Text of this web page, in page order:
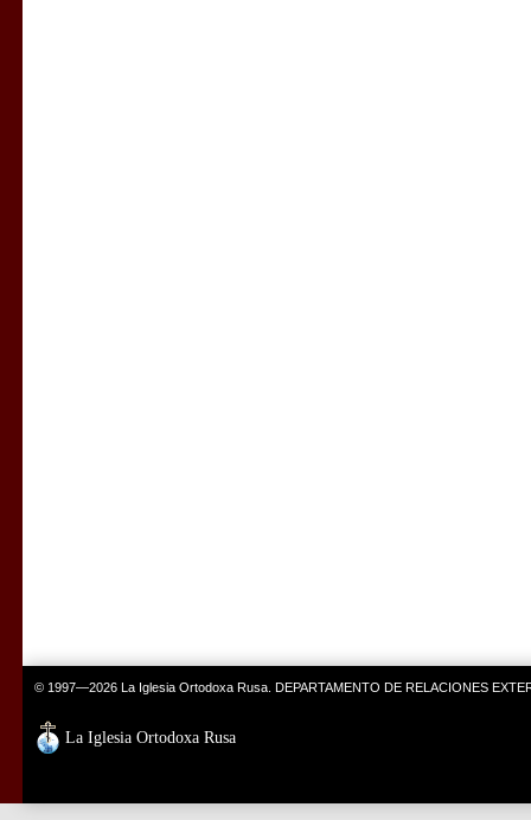
© 1997—2026 La Iglesia Ortodoxa Rusa. DEPARTAMENTO DE RELACIONES
La Iglesia Ortodoxa Rusa